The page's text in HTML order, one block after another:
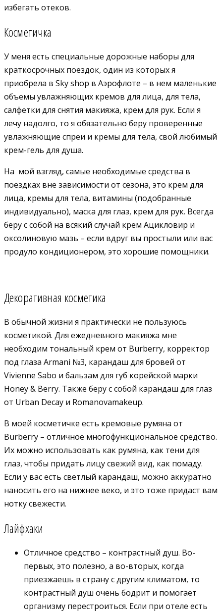
избегать отеков.
Косметичка
У меня есть специальные дорожные наборы для
краткосрочных поездок, один из которых я
приобрела в Sky shop в Аэрофлоте – в нем маленькие
объемы увлажняющих кремов для лица, для тела,
салфетки для снятия макияжа, крем для рук. Если я
лечу надолго, то я обязательно беру проверенные
увлажняющие спреи и кремы для тела, свой любимый
крем-гель для душа.
На мой взгляд, самые необходимые средства в
поездках вне зависимости от сезона, это крем для
лица, кремы для тела, витамины (подобранные
индивидуально), маска для глаз, крем для рук. Всегда
беру с собой на всякий случай крем Ацикловир и
оксолиновую мазь – если вдруг вы простыли или вас
продуло кондиционером, это хорошие помощники.
Декоративная косметика
В обычной жизни я практически не пользуюсь
косметикой. Для ежедневного макияжа мне
необходим тональный крем от Burberry, корректор
под глаза Armani №3, карандаш для бровей от
Vivienne Sabo и бальзам для губ корейской марки
Honey & Berry. Также беру с собой карандаш для глаз
от Urban Decay и Romanovamakeup.
В моей косметичке есть кремовые румяна от
Burberry – отличное многофункциональное средство.
Их можно использовать как румяна, как тени для
глаз, чтобы придать лицу свежий вид, как помаду.
Если у вас есть светлый карандаш, можно аккуратно
наносить его на нижнее веко, и это тоже придаст вам
нотку свежести.
Лайфхаки
Отличное средство – контрастный душ. Во-
первых, это полезно, а во-вторых, когда
приезжаешь в страну с другим климатом, то
контрастный душ очень бодрит и помогает
организму перестроиться. Если при отеле есть